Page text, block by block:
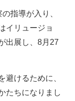
指導が入り、
イリュージョ
出展し、8月27
けるために、
たちになりまし